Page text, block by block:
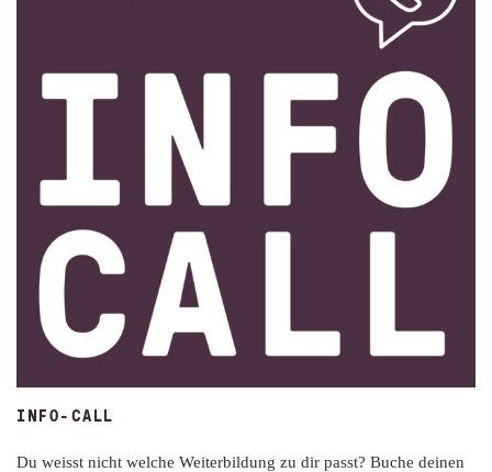
INFO-CALL
Du weisst nicht welche Weiterbildung zu dir passt? Buche deinen